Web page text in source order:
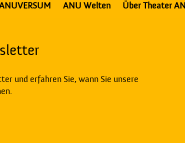
ANU Welten Über Theater
und erfahren Sie, wann Sie unsere